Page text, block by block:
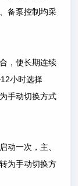
备泵控制均采
，使长期连续
小时选择
手动切换方式
一次，主、
为手动切换方